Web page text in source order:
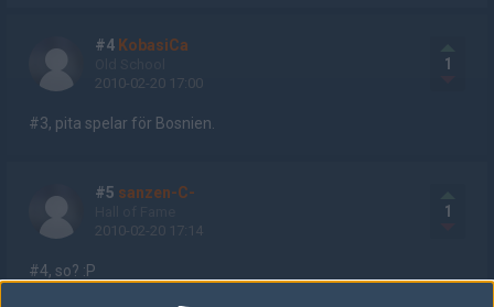
#4 KobasiCa
2010-02-20 17:00
1
#3, pita spelar för Bosnien.
#5 sanzen-C-
2010-02-20 17:14
1
#4, so? :P